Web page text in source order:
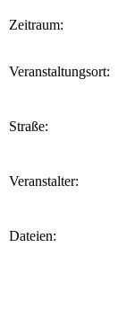
Zeitraum:
Veranstaltungsort:
Straße:
Veranstalter:
Dateien: